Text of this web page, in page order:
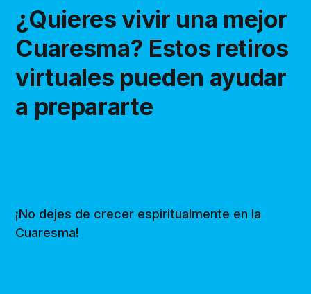
¿Quieres vivir una mejor
Cuaresma? Estos retiros
virtuales pueden ayudar
a prepararte
¡No dejes de crecer espiritualmente en la
Cuaresma!